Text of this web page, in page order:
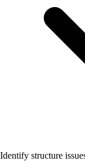
Identify structure